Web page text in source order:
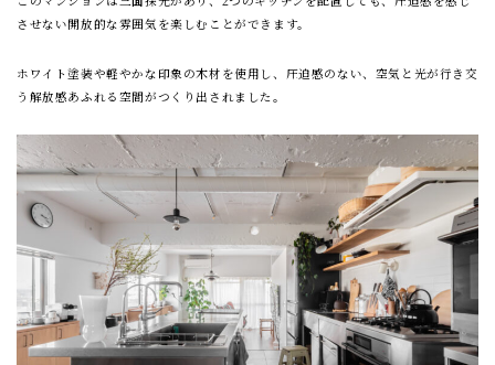
させない開放的な雰囲気を楽しむことができます。
ホワイト塗装や軽やかな印象の木材を使用し、圧迫感のない、空気と光が行き交
う解放感あふれる空間がつくり出されました。